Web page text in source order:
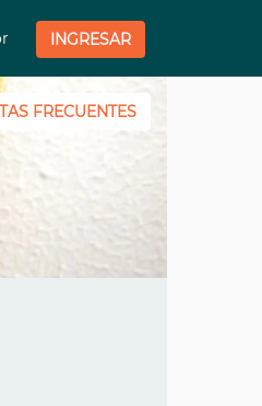
INGRESAR
FRECUENTES